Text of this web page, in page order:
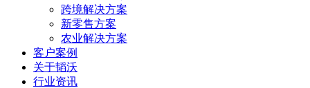
跨境解决方案
新零售方案
农业解决方案
客户案例
关于韬沃
行业资讯